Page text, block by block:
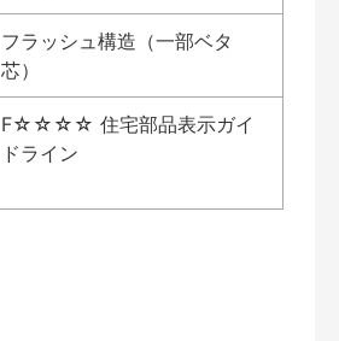
フラッシュ構造（一部ベタ
芯）
F☆☆☆☆ 住宅部品表示ガイ
ドライン